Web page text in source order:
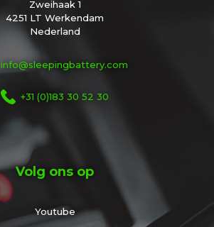
Zweihaak 1
4251 LT Werkendam
Nederland
info@sleepingbattery.com
+31 (0)183 30 52 30
Volg ons op
Youtube